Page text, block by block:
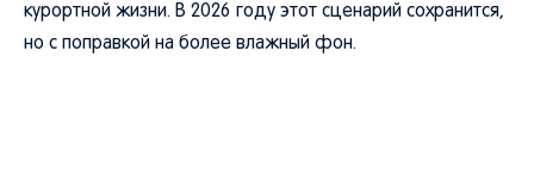
курортной жизни. В 2026 году этот сценарий сохранится,
но с поправкой на более влажный фон.